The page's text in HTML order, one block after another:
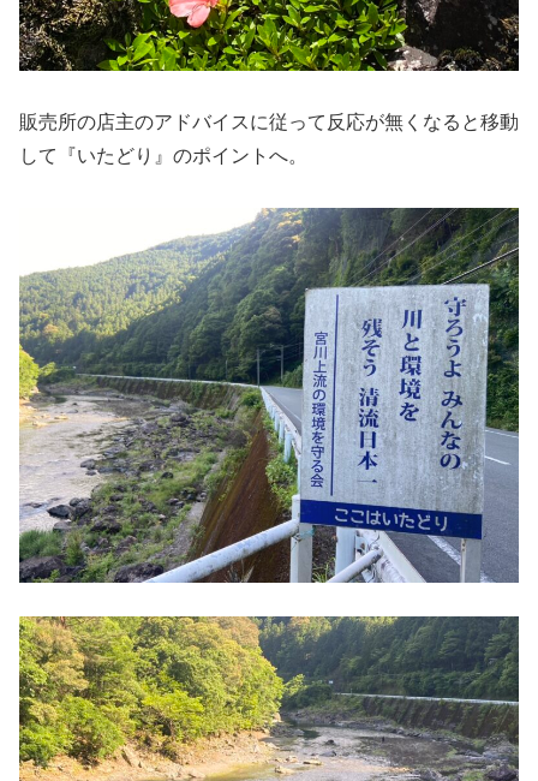
販売所の店主のアドバイスに従って反応が無くなると移動
して『いたどり』のポイントへ。